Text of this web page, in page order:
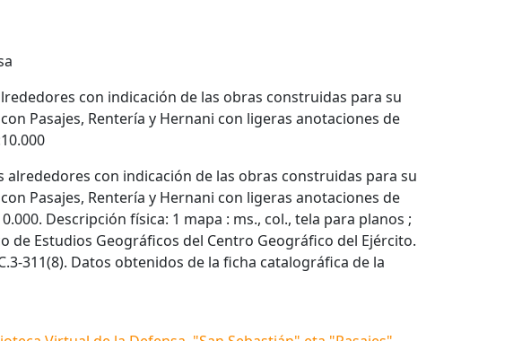
con indicación de las obras construidas para su
Pasajes, Rentería y Hernani con ligeras anotaciones de
alrededores con indicación de las obras construidas para su
Pasajes, Rentería y Hernani con ligeras anotaciones de
Descripción física: 1 mapa : ms., col., tela para planos ;
de Estudios Geográficos del Centro Geográfico del Ejército.
311(8). Datos obtenidos de la ficha catalográfica de la